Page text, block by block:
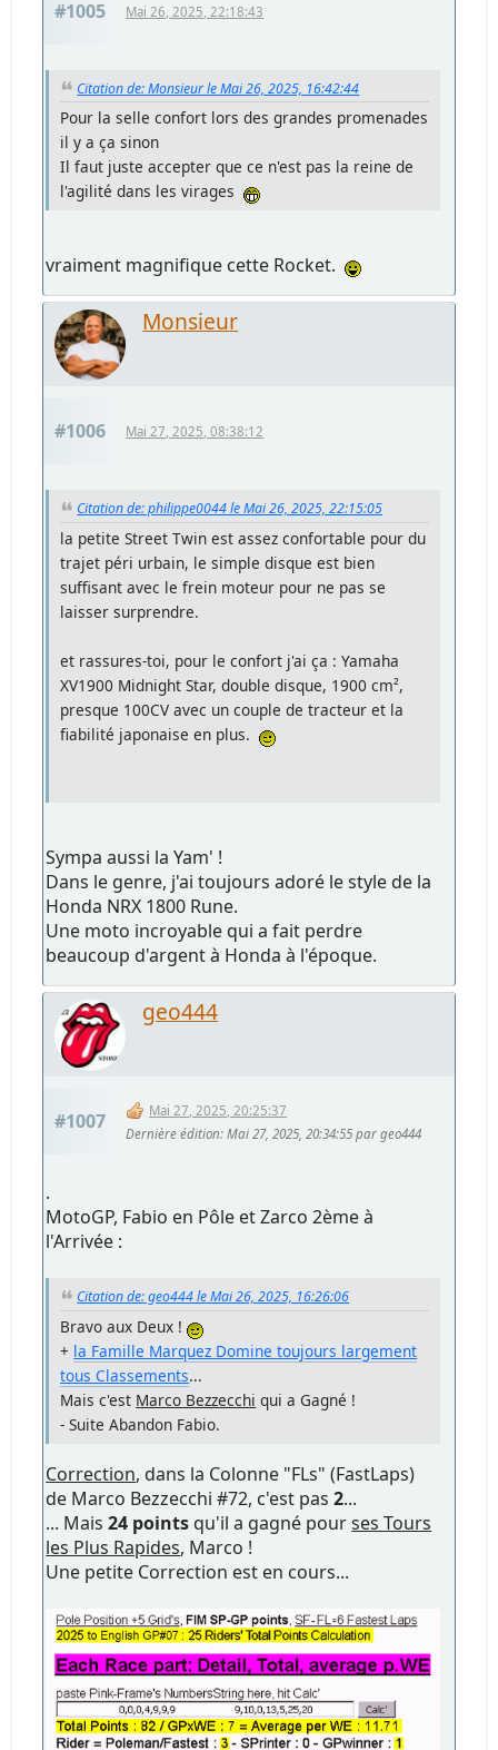
#1005 Mai 26, 2025, 22:18:43
Citation de: Monsieur le Mai 26, 2025, 16:42:44
Pour la selle confort lors des grandes promenades
il y a ça sinon
Il faut juste accepter que ce n'est pas la reine de
l'agilité dans les virages
vraiment magnifique cette Rocket.
Monsieur
#1006 Mai 27, 2025, 08:38:12
Citation de: philippe0044 le Mai 26, 2025, 22:15:05
la petite Street Twin est assez confortable pour du
trajet péri urbain, le simple disque est bien
suffisant avec le frein moteur pour ne pas se
laisser surprendre.
et rassures-toi, pour le confort j'ai ça : Yamaha
XV1900 Midnight Star, double disque, 1900 cm²,
presque 100CV avec un couple de tracteur et la
fiabilité japonaise en plus.
Sympa aussi la Yam' !
Dans le genre, j'ai toujours adoré le style de la
Honda NRX 1800 Rune.
Une moto incroyable qui a fait perdre
beaucoup d'argent à Honda à l'époque.
geo444
#1007
Mai 27, 2025, 20:25:37
Dernière édition: Mai 27, 2025, 20:34:55 par geo444
.
MotoGP, Fabio en Pôle et Zarco 2ème à
l'Arrivée :
Citation de: geo444 le Mai 26, 2025, 16:26:06
Bravo aux Deux !
+ la Famille Marquez Domine toujours largement
tous Classements...
Mais c'est Marco Bezzecchi qui a Gagné !
- Suite Abandon Fabio.
Correction, dans la Colonne "FLs" (FastLaps)
de Marco Bezzecchi #72, c'est pas2...
... Mais24 points qu'il a gagné pourses Tours
les Plus Rapides, Marco !
Une petite Correction est en cours...